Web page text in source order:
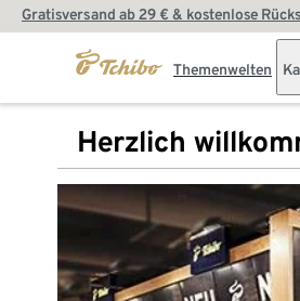
Gratisversand ab 29 € & kostenlose
Themenwelten
Herzlich